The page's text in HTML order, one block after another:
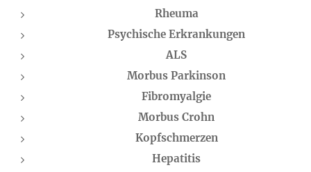
Rheuma
Psychische Erkrankungen
ALS
Morbus Parkinson
Fibromyalgie
Morbus Crohn
Kopfschmerzen
Hepatitis